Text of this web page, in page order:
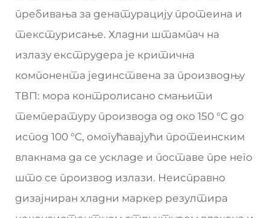
пребивања за денатурацију протеина и
текстурисање. Хладни штампач на
излазу екструдера је критична
компонента јединствена за производњу
ТВП: мора контролисано смањити
температуру производа од око 150 °C до
испод 100 °C, омогућавајући протеинским
влакнама да се ускладе и поставе пре него
што се производ излази. Неисправно
дизајниран хладни маркер резултира